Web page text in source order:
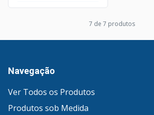
7 de 7 produtos
Navegação
Ver Todos os Produtos
Produtos sob Medida